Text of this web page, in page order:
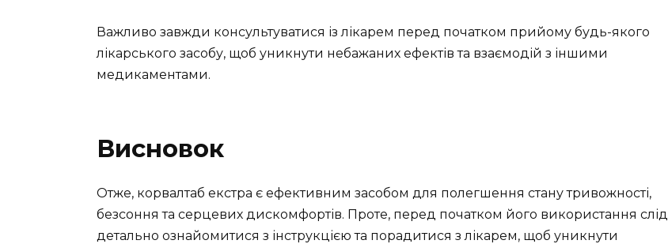
Важливо завжди консультуватися із лікарем перед початком прийому будь-якого
лікарського засобу, щоб уникнути небажаних ефектів та взаємодій з іншими
медикаментами.
Висновок
Отже, корвалтаб екстра є ефективним засобом для полегшення стану тривожності,
безсоння та серцевих дискомфортів. Проте, перед початком його використання слід
детально ознайомитися з інструкцією та порадитися з лікарем, щоб уникнути